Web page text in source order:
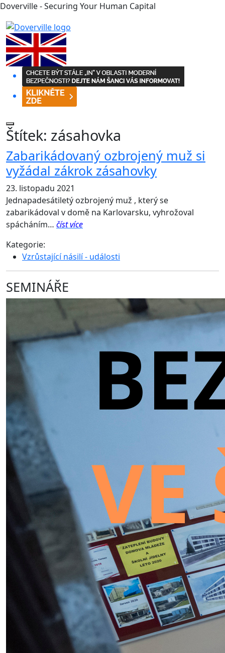
Doverville - Securing Your Human Capital
Štítek: zásahovka
Zabarikádovaný ozbrojený muž si
vyžádal zákrok zásahovky
23. listopadu 2021
Jednapadesátiletý ozbrojený muž , který se
zabarikádoval v domě na Karlovarsku, vyhrožoval
spácháním… číst více
Kategorie:
Vzrůstající násilí - události
SEMINÁŘE